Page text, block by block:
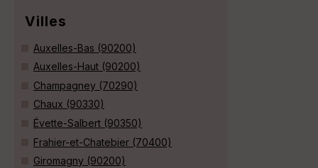
Villes
Auxelles-Bas (90200)
Auxelles-Haut (90200)
Champagney (70290)
Chaux (90330)
Évette-Salbert (90350)
Frahier-et-Chatebier (70400)
Giromagny (90200)